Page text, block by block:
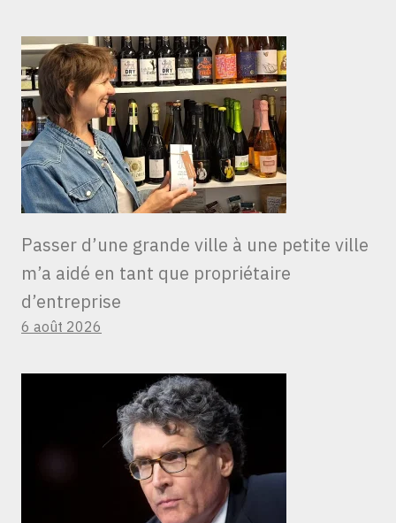
Passer d’une grande ville à une petite ville
m’a aidé en tant que propriétaire
d’entreprise
6 août 2026